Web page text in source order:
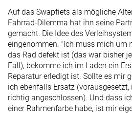
Auf das Swapfiets als mögliche
Fahrrad-Dilemma hat ihn seine
gemacht. Die Idee des
eingenommen. "Ich muss mich um
das Rad defekt ist (das war bisher
Fall), bekomme ich im Laden ein
Reparatur erledigt ist. Sollte es mir
ich ebenfalls Ersatz (vorausgesetzt,
richtig angeschlossen). Und dass
einer Rahmenfarbe habe, ist mir